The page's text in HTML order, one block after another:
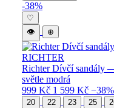
-38%
♡
👁
⊕
RICHTER
Richter Dívčí sandály
světle modrá
999 Kč 1 599 Kč −38%
20 22 23 25